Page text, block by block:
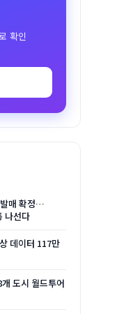
확인
매 확정…
나선다
데이터 117만
도시 월드투어